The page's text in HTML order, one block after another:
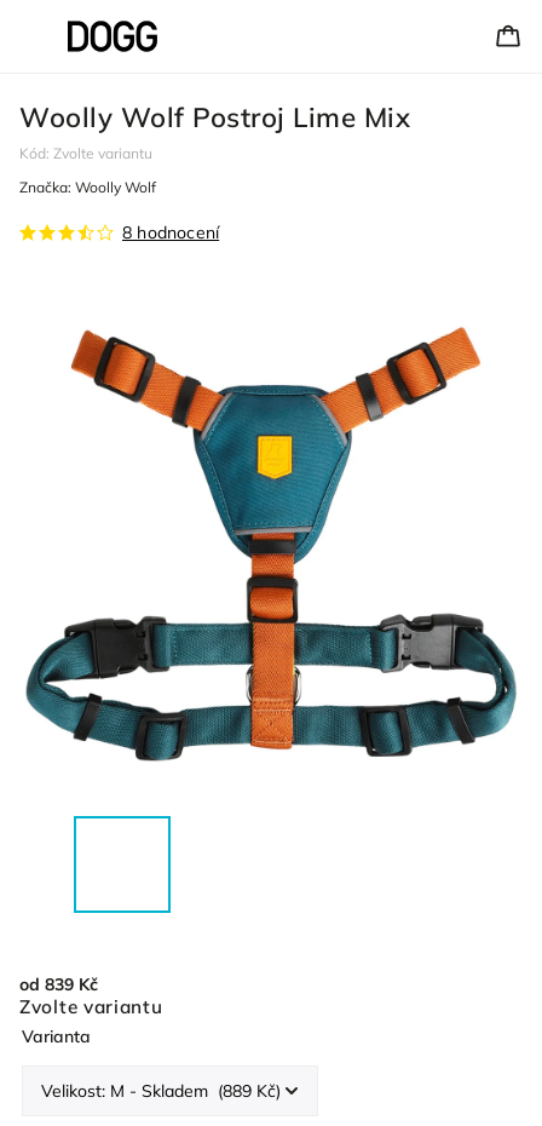
Woolly Wolf Postroj Lime Mix
Kód: Zvolte variantu
8 hodnocení
Značka: Woolly Wolf
od 839 Kč
Zvolte variantu
Varianta